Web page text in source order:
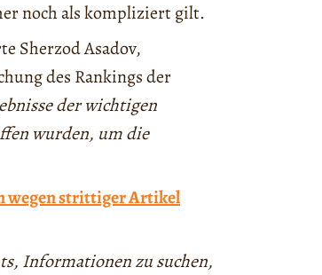
noch als kompliziert gilt.
Sherzod Asadov,
des Rankings der
der wichtigen
wurden, um die
wegen strittiger Artikel
Informationen zu suchen,